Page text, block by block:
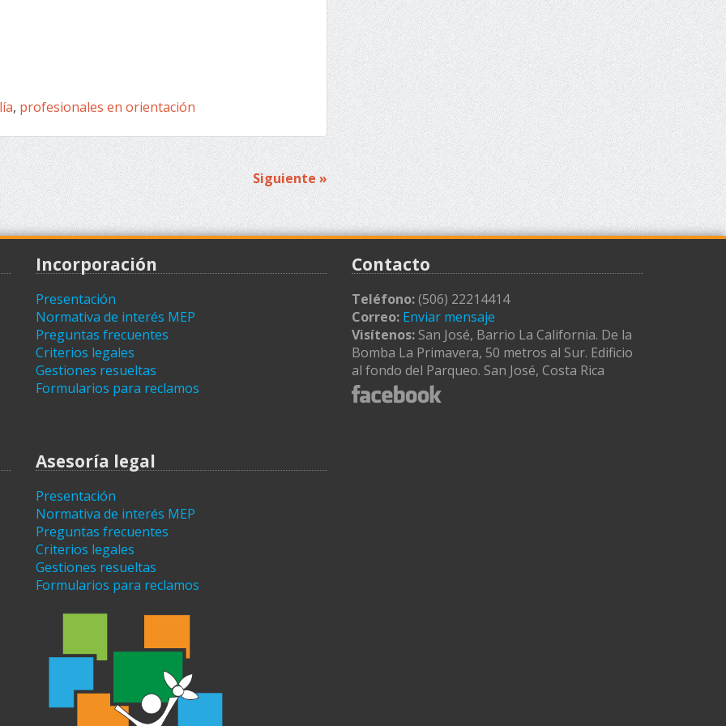
, profesionales en orientación
Siguiente »
Incorporación
Presentación
Normativa de interés MEP
Preguntas frecuentes
Criterios legales
Gestiones resueltas
Formularios para reclamos
Contacto
Teléfono:(506) 22214414
Correo: Enviar mensaje
Visítenos: San José, Barrio La California. De la
Bomba La Primavera, 50 metros al Sur. Edificio
al fondo del Parqueo. San José, Costa Rica
Asesoría legal
Presentación
Normativa de interés MEP
Preguntas frecuentes
Criterios legales
Gestiones resueltas
Formularios para reclamos